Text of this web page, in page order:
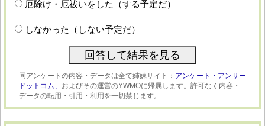
厄除け・厄祓いをした（する予定だ）
しなかった（しない予定だ）
同アンケートの内容・データは全て姉妹サイト： アンケート・アンサー
ドットコム、 およびその運営のYWMOに帰属します。許可なく内容・
データの転用・引用・利用を一切禁じます。